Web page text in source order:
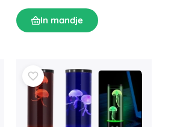
In mandje